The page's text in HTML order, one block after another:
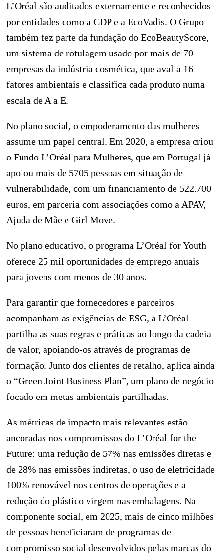
L’Oréal são auditados externamente e reconhecidos
por entidades como a CDP e a EcoVadis. O Grupo
também fez parte da fundação do EcoBeautyScore,
um sistema de rotulagem usado por mais de 70
empresas da indústria cosmética, que avalia 16
fatores ambientais e classifica cada produto numa
escala de A a E.
No plano social, o empoderamento das mulheres
assume um papel central. Em 2020, a empresa criou
o Fundo L’Oréal para Mulheres, que em Portugal já
apoiou mais de 5705 pessoas em situação de
vulnerabilidade, com um financiamento de 522.700
euros, em parceria com associações como a APAV,
Ajuda de Mãe e Girl Move.
No plano educativo, o programa L’Oréal for Youth
oferece 25 mil oportunidades de emprego anuais
para jovens com menos de 30 anos.
Para garantir que fornecedores e parceiros
acompanham as exigências de ESG, a L’Oréal
partilha as suas regras e práticas ao longo da cadeia
de valor, apoiando-os através de programas de
formação. Junto dos clientes de retalho, aplica ainda
o “Green Joint Business Plan”, um plano de negócio
focado em metas ambientais partilhadas.
As métricas de impacto mais relevantes estão
ancoradas nos compromissos do L’Oréal for the
Future: uma redução de 57% nas emissões diretas e
de 28% nas emissões indiretas, o uso de eletricidade
100% renovável nos centros de operações e a
redução do plástico virgem nas embalagens. Na
componente social, em 2025, mais de cinco milhões
de pessoas beneficiaram de programas de
compromisso social desenvolvidos pelas marcas do